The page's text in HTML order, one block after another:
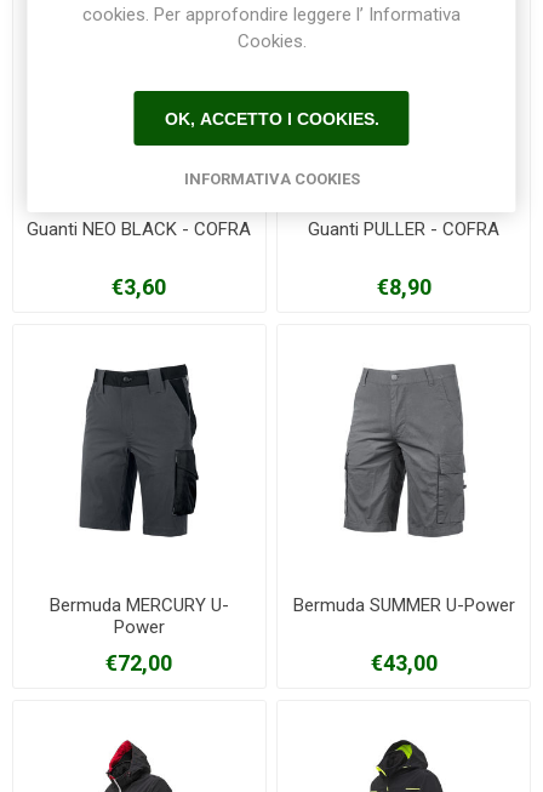
Guanti NEO BLACK - COFRA
€3,60
Guanti PULLER - COFRA
€8,90
Bermuda MERCURY U-
Power
€72,00
Bermuda SUMMER U-Power
€43,00
cookies. Per approfondire leggere l’ Informativa
Cookies.
OK, ACCETTO I COOKIES.
INFORMATIVA COOKIES